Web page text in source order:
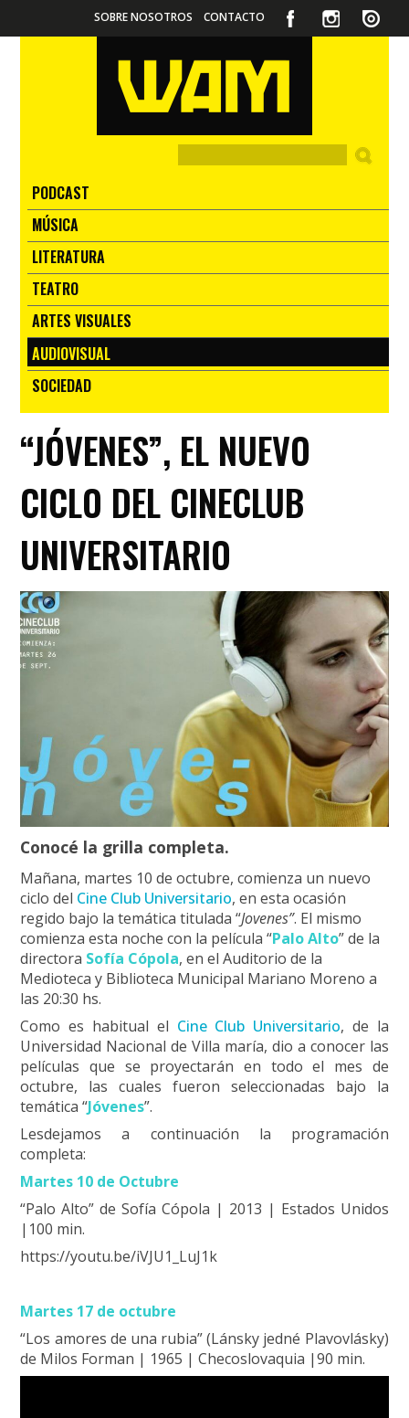
SOBRE NOSOTROS CONTACTO
PODCAST
MÚSICA
LITERATURA
TEATRO
ARTES VISUALES
AUDIOVISUAL
SOCIEDAD
“JÓVENES”, EL NUEVO
CICLO DEL CINECLUB
UNIVERSITARIO
Conocé la grilla completa.
Mañana, martes 10 de octubre, comienza un nuevo
ciclo del Cine Club Universitario, en esta ocasión
regido bajo la temática titulada “Jovenes”. El mismo
comienza esta noche con la película “Palo Alto” de la
directora Sofía Cópola, en el Auditorio de la
Medioteca y Biblioteca Municipal Mariano Moreno a
las 20:30 hs.
Como es habitual el Cine Club Universitario, de la
Universidad Nacional de Villa maría, dio a conocer las
películas que se proyectarán en todo el mes de
octubre, las cuales fueron seleccionadas bajo la
temática “Jóvenes”.
Lesdejamos a continuación la programación
completa:
Martes 10 de Octubre
“Palo Alto” de Sofía Cópola | 2013 | Estados Unidos
|100 min.
https://youtu.be/iVJU1_LuJ1k
Martes 17 de octubre
“Los amores de una rubia” (Lánsky jedné Plavovlásky)
de Milos Forman | 1965 | Checoslovaquia |90 min.